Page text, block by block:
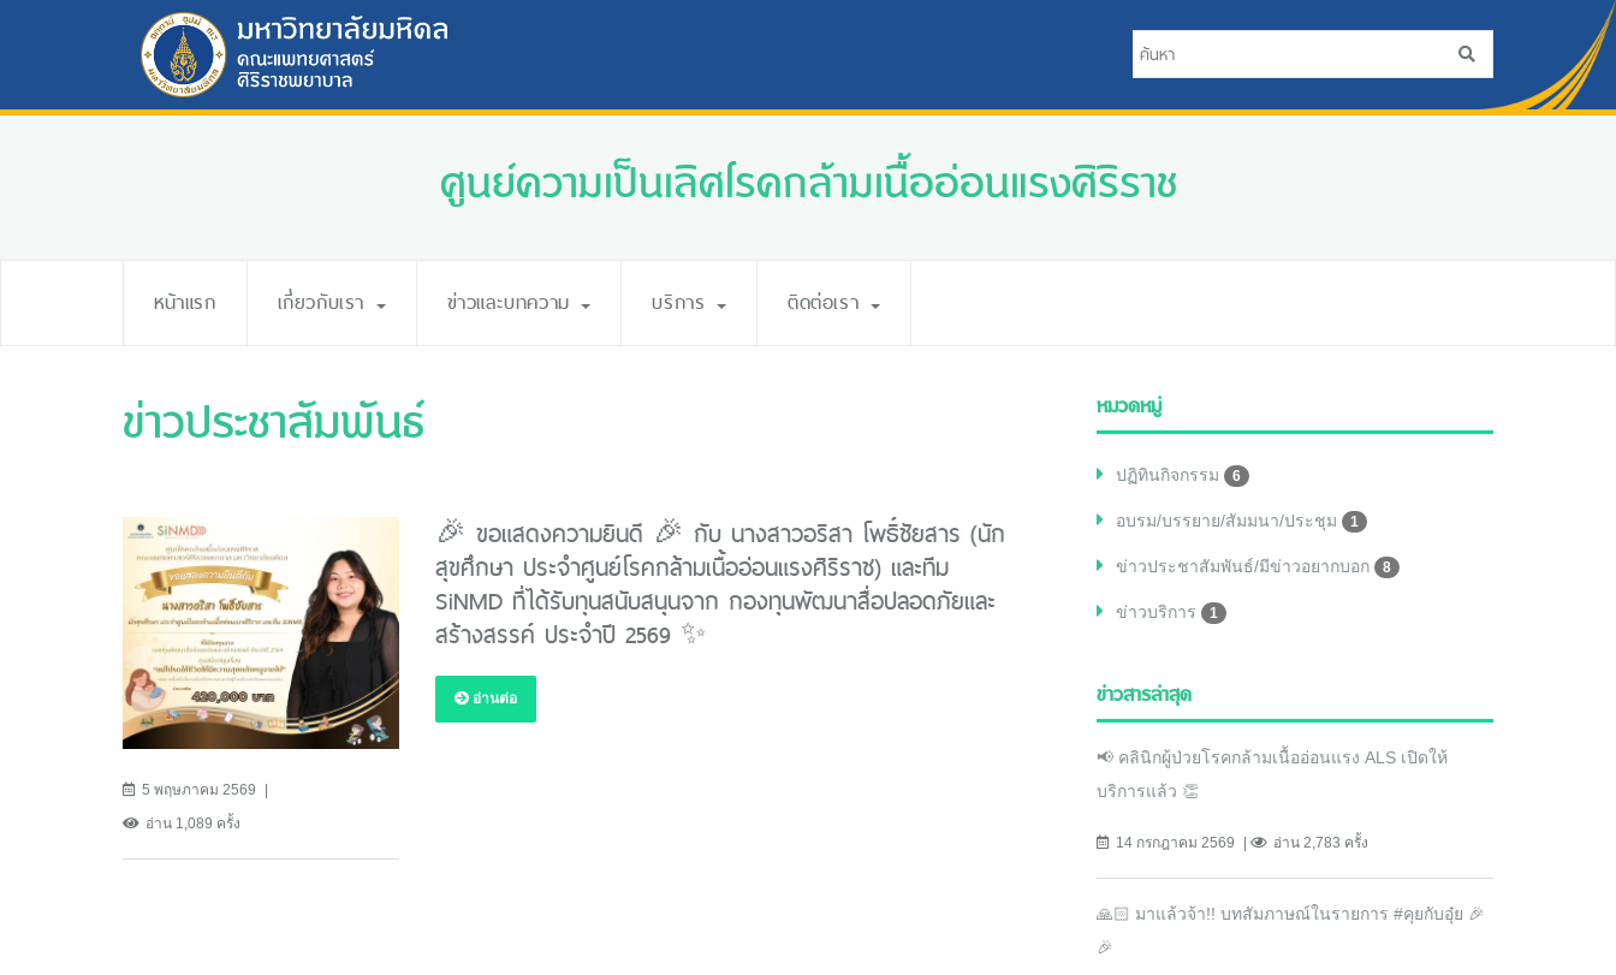
ศูนย์ความเป็นเลิศโรคกล้ามเนื้ออ่อนแรงศิริราช
หน้าแรก เกี่ยวกับเรา ข่าวและบทความ บริการ ติดต่อเรา
ข่าวประชาสัมพันธ์
5 พฤษภาคม 2569
อ่าน 1,089 ครั้ง
🎉 ขอแสดงความยินดี 🎉 กับ นางสาวอริสา โพธิ์ชัยสาร (นัก
สุขศึกษา ประจำศูนย์โรคกล้ามเนื้ออ่อนแรงศิริราช) และทีม
SiNMD ที่ได้รับทุนสนับสนุนจาก กองทุนพัฒนาสื่อปลอดภัยและ
สร้างสรรค์ ประจำปี 2569 ✨
อ่านต่อ
หมวดหมู่
ปฏิทินกิจกรรม 6
อบรม/บรรยาย/สัมมนา/ประชุม 1
ข่าวประชาสัมพันธ์/มีข่าวอยากบอก 8
ข่าวบริการ 1
ข่าวสารล่าสุด
📢 คลินิกผู้ป่วยโรคกล้ามเนื้ออ่อนแรง ALS เปิดให้
บริการแล้ว 👏
14 กรกฎาคม 2569 อ่าน 2,783 ครั้ง
🙏🏻 มาแล้วจ้า!! บทสัมภาษณ์ในรายการ #คุยกับอุ๋ย 🎉
🎉